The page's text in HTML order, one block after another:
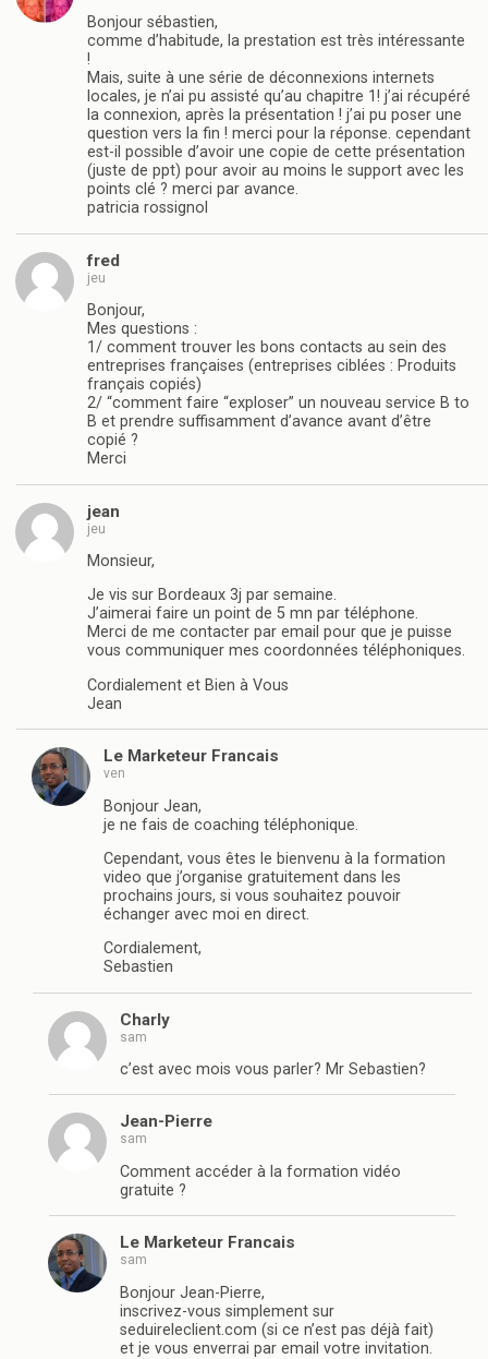
Bonjour sébastien,
comme d’habitude, la prestation est très intéressante
!
Mais, suite à une série de déconnexions internets
locales, je n’ai pu assisté qu’au chapitre 1! j’ai récupéré
la connexion, après la présentation ! j’ai pu poser une
question vers la fin ! merci pour la réponse. cependant
est-il possible d’avoir une copie de cette présentation
(juste de ppt) pour avoir au moins le support avec les
points clé ? merci par avance.
patricia rossignol
fred
jeu
Bonjour,
Mes questions :
1/ comment trouver les bons contacts au sein des
entreprises françaises (entreprises ciblées : Produits
français copiés)
2/ “comment faire “exploser” un nouveau service B to
B et prendre suffisamment d’avance avant d’être
copié ?
Merci
jean
jeu
Monsieur,
Je vis sur Bordeaux 3j par semaine.
J’aimerai faire un point de 5 mn par téléphone.
Merci de me contacter par email pour que je puisse
vous communiquer mes coordonnées téléphoniques.
Cordialement et Bien à Vous
Jean
Le Marketeur Francais
ven
Bonjour Jean,
je ne fais de coaching téléphonique.
Cependant, vous êtes le bienvenu à la formation
video que j’organise gratuitement dans les
prochains jours, si vous souhaitez pouvoir
échanger avec moi en direct.
Cordialement,
Sebastien
Charly
sam
c’est avec mois vous parler? Mr Sebastien?
Jean-Pierre
sam
Comment accéder à la formation vidéo
gratuite ?
Le Marketeur Francais
sam
Bonjour Jean-Pierre,
inscrivez-vous simplement sur
seduireleclient.com (si ce n’est pas déjà fait)
et je vous enverrai par email votre invitation.